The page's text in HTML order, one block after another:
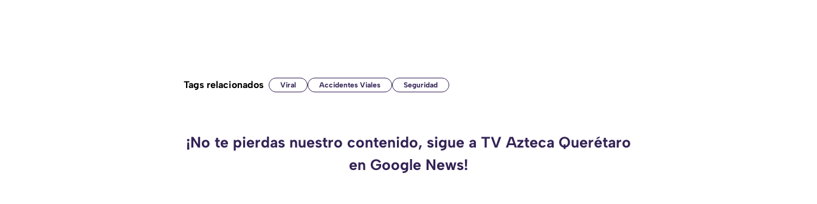
Tags relacionados Viral Accidentes Viales Seguridad
¡No te pierdas nuestro contenido, sigue a TV Azteca Querétaro
en Google News!